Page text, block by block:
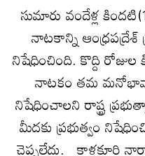
సుమారు వందేళ్ల
నాటకాన్ని ఆంధ్రపద్రేశ్‌
నిషేధించింది. కొద్ది రోజుల
నాటకం తమ
నిషేధించాలని రాష్ట్ర
మీదకు ప్రభుత్వం
చెప్పలేదు. కాళ్లకూరి